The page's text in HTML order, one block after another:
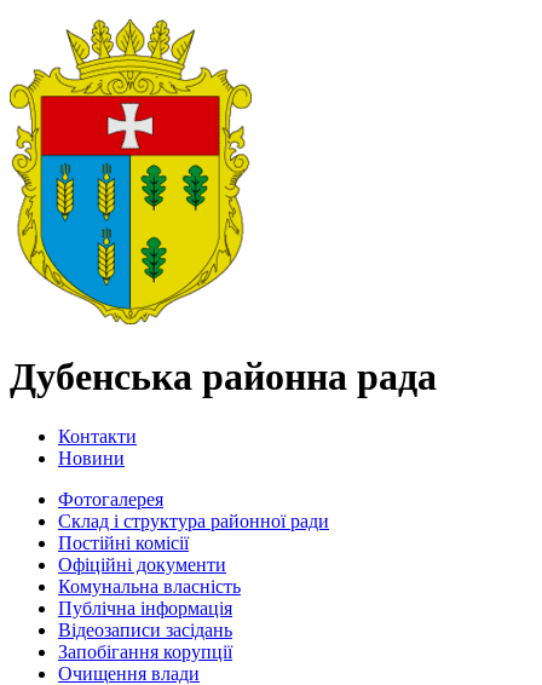
Дубенська районна рада
Контакти
Новини
Фотогалерея
Склад і структура районної ради
Постійні комісії
Офіційні документи
Комунальна власність
Публічна інформація
Відеозаписи засідань
Запобігання корупції
Очищення влади